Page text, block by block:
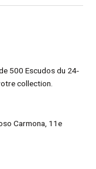
500 Escudos du 24-
collection.
Carmona, 11e